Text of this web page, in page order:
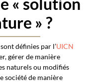
» ?
définies par l’UICN
gérer de manière
naturels ou modifiés
société de manière